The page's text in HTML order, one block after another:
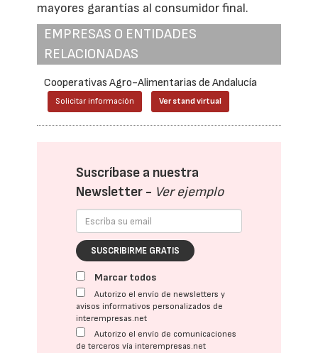
mayores garantías al consumidor final.
EMPRESAS O ENTIDADES
RELACIONADAS
Cooperativas Agro-Alimentarias de Andalucía
Solicitar información Ver stand virtual
Suscríbase a nuestra
Newsletter - Ver ejemplo
SUSCRIBIRME GRATIS
Marcar todos
Autorizo el envío de newsletters y
avisos informativos personalizados de
interempresas.net
Autorizo el envío de comunicaciones
de terceros vía interempresas.net